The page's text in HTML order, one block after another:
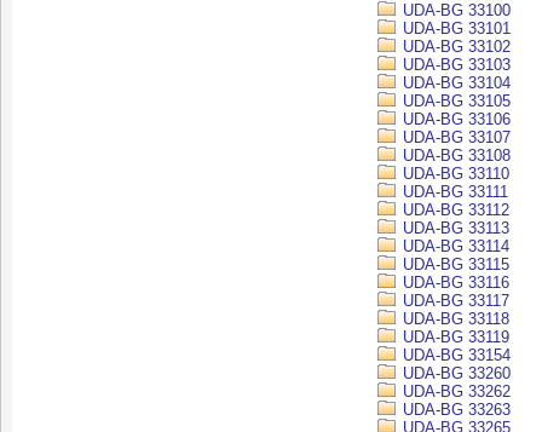
UDA-BG 33100
UDA-BG 33101
UDA-BG 33102
UDA-BG 33103
UDA-BG 33104
UDA-BG 33105
UDA-BG 33106
UDA-BG 33107
UDA-BG 33108
UDA-BG 33110
UDA-BG 33111
UDA-BG 33112
UDA-BG 33113
UDA-BG 33114
UDA-BG 33115
UDA-BG 33116
UDA-BG 33117
UDA-BG 33118
UDA-BG 33119
UDA-BG 33154
UDA-BG 33260
UDA-BG 33262
UDA-BG 33263
UDA-BG 33265